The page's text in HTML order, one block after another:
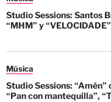
Studio Sessions: Santos
“MHM” y “VELOCIDADE”
Música
Studio Sessions:
“Pan con mantequilla”,